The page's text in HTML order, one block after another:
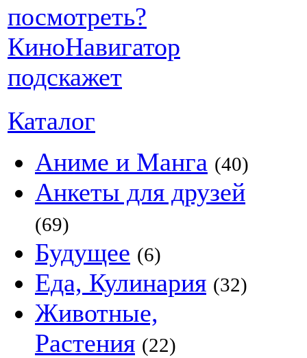
Каталог
Аниме и Манга (40)
Анкеты для друзей
(69)
Будущее (6)
Еда, Кулинария (32)
Животные,
Растения (22)